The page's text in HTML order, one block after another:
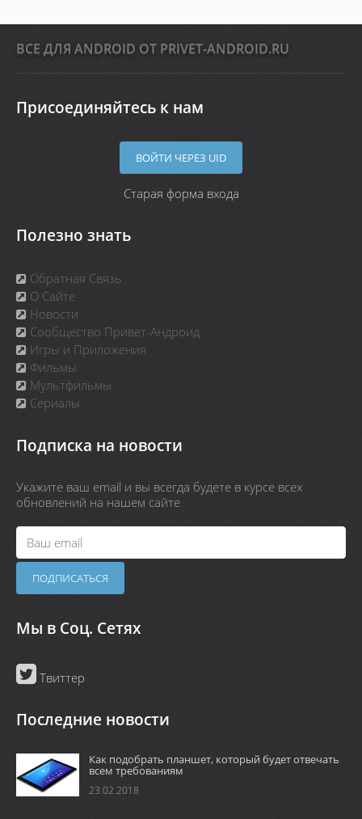
ВСЕ ДЛЯ ANDROID ОТ PRIVET-ANDROID.RU
Присоединяйтесь к нам
ВОЙТИ ЧЕРЕЗ UID
Старая форма входа
Полезно знать
Обратная Связь
О Сайте
Новости
Сообщество Привет-Андроид
Игры и Приложения
Фильмы
Мультфильмы
Сериалы
Подписка на новости
Укажите ваш email и вы всегда будете в курсе всех
обновлений на нашем сайте
Мы в Соц. Сетях
Твиттер
Последние новости
Как подобрать планшет, который будет отвечать
всем требованиям
23.02.2018